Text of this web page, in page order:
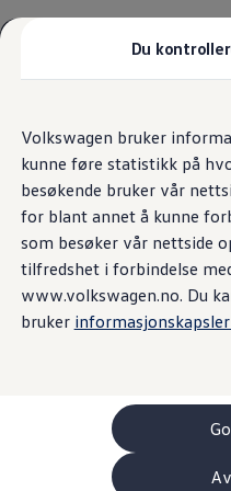
Du
Volkswagen bruker
kunne føre statistikk på
besøkende bruker vår
for blant annet å kunne
som besøker vår nettside
tilfredshet i forbindelse
www.volkswagen.no. Du
bruker
hovedinnhold
til
footer
Tilbehør
ID. Buzz GTX Lang
Kampanjer
ID. Polo
ID.3
ID.3 Neo
ID.4
ID.7 Tourer
Våre varebiler
Prislister
Kampanjer
ID. Buzz
Lastsikring
Billån
Bilforsikring
Varebiler med
Proff leasing
Personvernerklæring)